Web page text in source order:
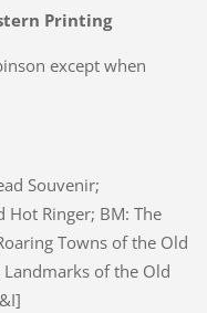
Printing
except when
Souvenir;
Hot Ringer; BM: The
Towns of the Old
Landmarks of the Old